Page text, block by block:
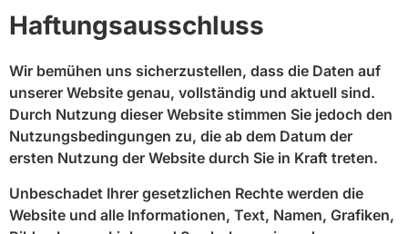
Haftungsausschluss
Wir bemühen uns sicherzustellen, dass die Daten auf
unserer Website genau, vollständig und aktuell sind.
Durch Nutzung dieser Website stimmen Sie jedoch den
Nutzungsbedingungen zu, die ab dem Datum der
ersten Nutzung der Website durch Sie in Kraft treten.
Unbeschadet Ihrer gesetzlichen Rechte werden die
Website und alle Informationen, Text, Namen, Grafiken,